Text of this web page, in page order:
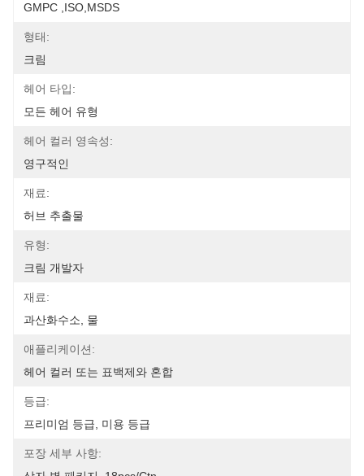
GMPC ,ISO,MSDS
형태:
크림
헤어 타입:
모든 헤어 유형
헤어 컬러 영속성:
영구적인
재료:
허브 추출물
유형:
크림 개발자
재료:
과산화수소, 물
애플리케이션:
헤어 컬러 또는 표백제와 혼합
등급:
프리미엄 등급, 미용 등급
포장 세부 사항: